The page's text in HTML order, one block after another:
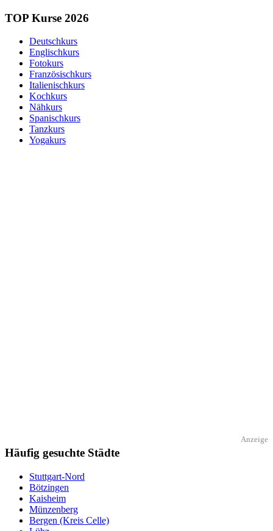
TOP Kurse 2026
Deutschkurs
Englischkurs
Fotokurs
Französischkurs
Italienischkurs
Kochkurs
Nähkurs
Spanischkurs
Tanzkurs
Yogakurs
Anzeige
Häufig gesuchte Städte
Stuttgart-Nord
Bötzingen
Kaisheim
Münzenberg
Bergen (Kreis Celle)